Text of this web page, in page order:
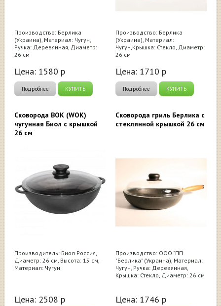
Производство: Берлика
(Украина), Материал: Чугун,
Ручка: Деревянная, Диаметр:
26 см
Цена: 1580 р
Подробнее КУПИТЬ
Производство: Берлика
(Украина), Материал:
Чугун,Крышка: Стекло, Диаметр:
26 см
Цена: 1710 р
Подробнее КУПИТЬ
Сковорода ВОК (WOK)
чугунная Биол с крышкой
26 см
Производитель: Биол Россия,
Диаметр: 26 см, Высота: 15 см,
Материал: Чугун
Цена: 2508 р
Сковорода гриль Берлика с
стеклянной крышкой 26 см
Производство: ООО "ПП
"Берлика" (Украина), Материал:
Чугун, Ручка: Деревянная,
Крышка: Стекло, Диаметр: 26 см
Цена: 1746 р